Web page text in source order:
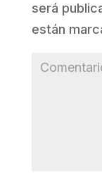
será
están